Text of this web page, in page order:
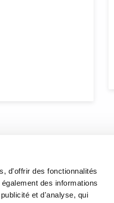
d'offrir des fonctionnalités
des informations
et d'analyse, qui
9h00 à 18h00
9h00 à 21h00
à 17h00